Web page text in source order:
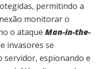
permitindo a
monitorar o
o ataque Man-in-the-
invasores se
servidor, espionando e